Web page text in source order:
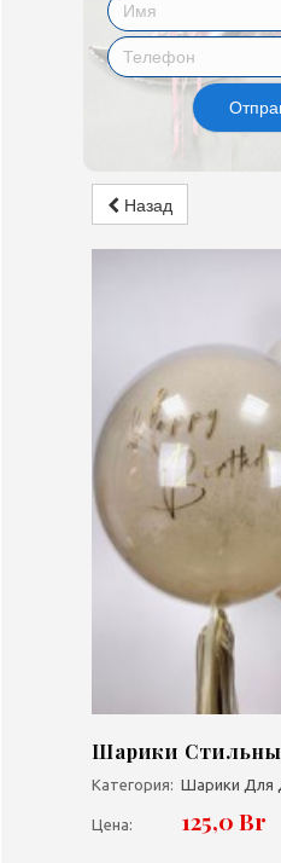
Назад
Шарики
Категория: Шарики Для
Цена: 125,0 Br